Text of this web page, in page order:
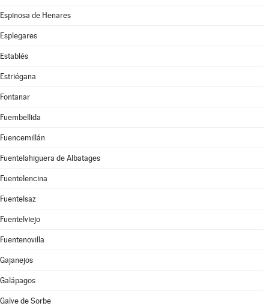
Espinosa de Henares
Esplegares
Establés
Estriégana
Fontanar
Fuembellida
Fuencemillán
Fuentelahiguera de Albatages
Fuentelencina
Fuentelsaz
Fuentelviejo
Fuentenovilla
Gajanejos
Galápagos
Galve de Sorbe